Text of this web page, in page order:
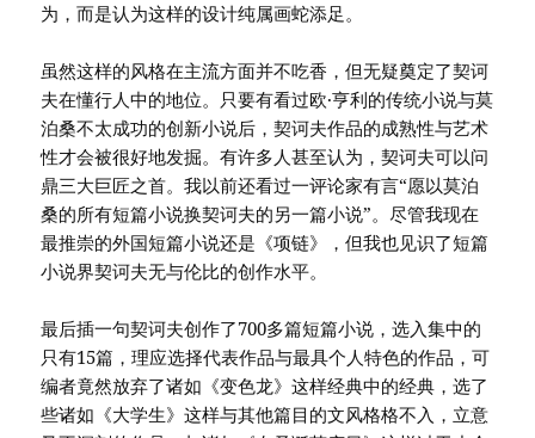
为，而是认为这样的设计纯属画蛇添足。
虽然这样的风格在主流方面并不吃香，但无疑奠定了契诃
夫在懂行人中的地位。只要有看过欧·亨利的传统小说与莫
泊桑不太成功的创新小说后，契诃夫作品的成熟性与艺术
性才会被很好地发掘。有许多人甚至认为，契诃夫可以问
鼎三大巨匠之首。我以前还看过一评论家有言“愿以莫泊
桑的所有短篇小说换契诃夫的另一篇小说”。尽管我现在
最推崇的外国短篇小说还是《项链》，但我也见识了短篇
小说界契诃夫无与伦比的创作水平。
最后插一句契诃夫创作了700多篇短篇小说，选入集中的
只有15篇，理应选择代表作品与最具个人特色的作品，可
编者竟然放弃了诸如《变色龙》这样经典中的经典，选了
些诸如《大学生》这样与其他篇目的文风格格不入，立意